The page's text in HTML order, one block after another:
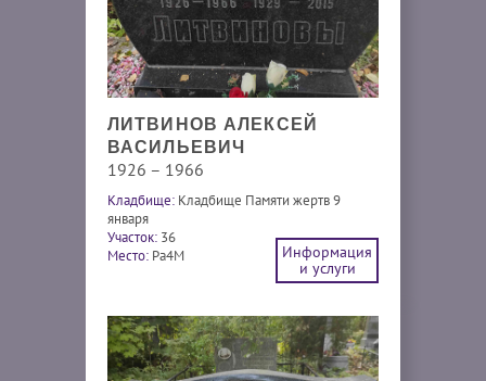
ЛИТВИНОВ АЛЕКСЕЙ
ВАСИЛЬЕВИЧ
1926 – 1966
Кладбище: Кладбище Памяти жертв 9
января
Участок: 36
Место: Pa4M
Информация
и услуги